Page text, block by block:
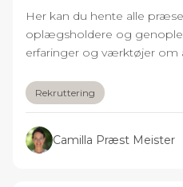
Her kan du hente alle
oplægsholdere og
erfaringer og værktøjer om
Rekruttering
Camilla Præst Meister